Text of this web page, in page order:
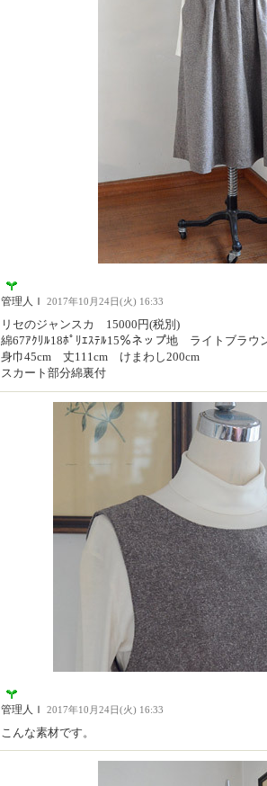
管理人Ｉ 2017年10月24日(火) 16:33
リセのジャンスカ 15000円(税別)
綿67ｱｸﾘﾙ18ﾎﾟﾘｴｽﾃﾙ15％ネップ地 ライトブラウ
身巾45cm 丈111cm けまわし200cm
スカート部分綿裏付
管理人Ｉ 2017年10月24日(火) 16:33
こんな素材です。